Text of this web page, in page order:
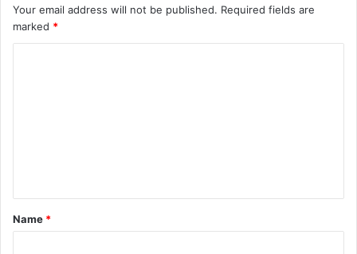
Your email address will not be published. Required fields are
marked *
t
*
Name *